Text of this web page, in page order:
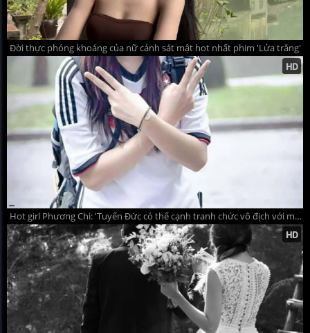
Đời thực phóng khoáng của nữ cảnh sát mật hot nhất phim 'Lửa trắng'
Hot girl Phương Chi: 'Tuyển Đức có thể cạnh tranh chức vô địch với mọi đối thủ'